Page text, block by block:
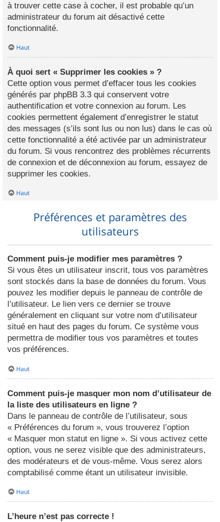
à trouver cette case à cocher, il est probable qu’un
administrateur du forum ait désactivé cette
fonctionnalité.
Haut
À quoi sert « Supprimer les cookies » ?
Cette option vous permet d’effacer tous les cookies
générés par phpBB 3.3 qui conservent votre
authentification et votre connexion au forum. Les
cookies permettent également d’enregistrer le statut
des messages (s’ils sont lus ou non lus) dans le cas où
cette fonctionnalité a été activée par un administrateur
du forum. Si vous rencontrez des problèmes récurrents
de connexion et de déconnexion au forum, essayez de
supprimer les cookies.
Haut
Préférences et paramètres des
utilisateurs
Comment puis-je modifier mes paramètres ?
Si vous êtes un utilisateur inscrit, tous vos paramètres
sont stockés dans la base de données du forum. Vous
pouvez les modifier depuis le panneau de contrôle de
l’utilisateur. Le lien vers ce dernier se trouve
généralement en cliquant sur votre nom d’utilisateur
situé en haut des pages du forum. Ce système vous
permettra de modifier tous vos paramètres et toutes
vos préférences.
Haut
Comment puis-je masquer mon nom d’utilisateur de
la liste des utilisateurs en ligne ?
Dans le panneau de contrôle de l’utilisateur, sous
« Préférences du forum », vous trouverez l’option
« Masquer mon statut en ligne ». Si vous activez cette
option, vous ne serez visible que des administrateurs,
des modérateurs et de vous-même. Vous serez alors
comptabilisé comme étant un utilisateur invisible.
Haut
L’heure n’est pas correcte !